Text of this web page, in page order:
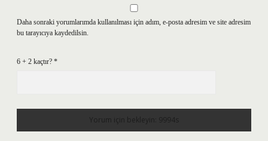
Daha sonraki yorumlarımda kullanılması için adım, e-posta adresim ve site adresim
bu tarayıcıya kaydedilsin.
6 + 2 kaçtır? *